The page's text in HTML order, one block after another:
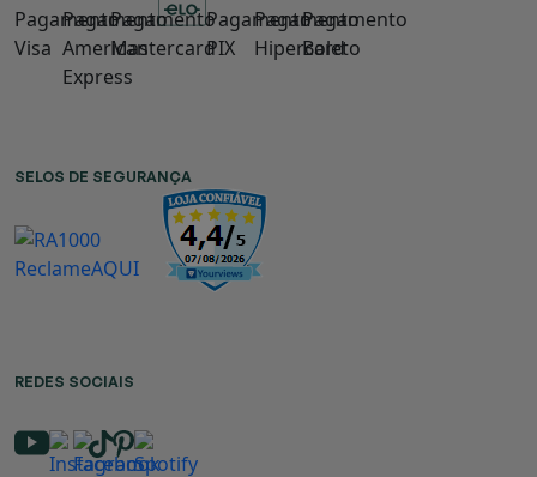
SELOS DE SEGURANÇA
REDES SOCIAIS